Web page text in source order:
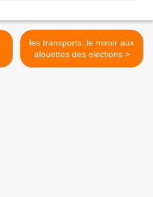
les transports ,le miroir aux
alouettes des elections >